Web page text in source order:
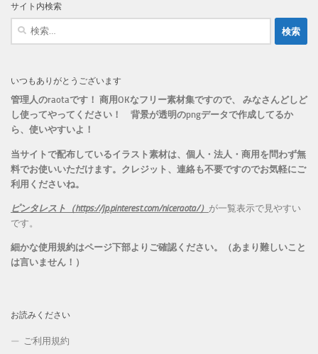
ー
サイト内検索
検
いつもありがとうございます
管理人のraotaです！ 商用OKなフリー素材集ですので、 みなさんどしど
し使ってやってください！ 背景が透明のpngデータで作成してるか
ら、 使いやすいよ！
当サイトで配布しているイラスト素材は、個人・法人・商用を問わず無
料でお使いいただけます。 クレジット、連絡も不要ですのでお気軽にご
利用くださいね。
ピンタレスト（https://jp.pinterest.com/niceraota/） が一覧表示で見やすい
です。
細かな使用規約はページ下部よりご確認ください。（あまり難しいこと
は言いません！）
お読みください
ご利用規約